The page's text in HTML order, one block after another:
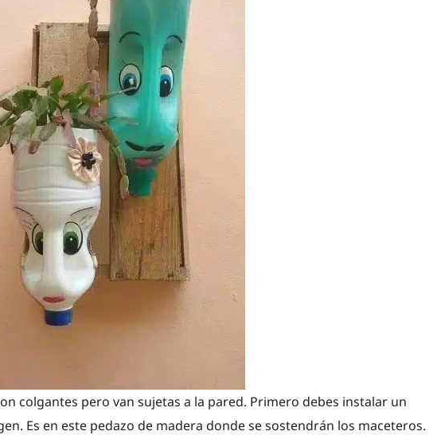
colgantes pero van sujetas a la pared. Primero debes instalar un
Es en este pedazo de madera donde se sostendrán los maceteros.